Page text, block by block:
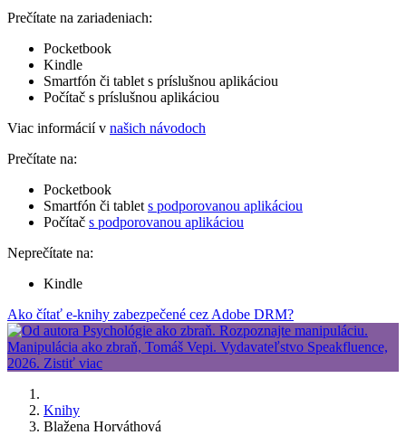
Prečítate na zariadeniach:
Pocketbook
Kindle
Smartfón či tablet s príslušnou aplikáciou
Počítač s príslušnou aplikáciou
Viac informácií v našich návodoch
Prečítate na:
Pocketbook
Smartfón či tablet s podporovanou aplikáciou
Počítač s podporovanou aplikáciou
Neprečítate na:
Kindle
Ako čítať e-knihy zabezpečené cez Adobe DRM?
Knihy
Blažena Horváthová